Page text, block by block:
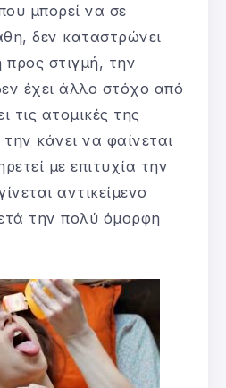
μπορεί να σε
δεν καταστρώνει
προς στιγμή, την
έχει άλλο στόχο από
τις ατομικές της
κάνει να φαίνεται
με επιτυχία την
αντικείμενο
την πολύ όμορφη